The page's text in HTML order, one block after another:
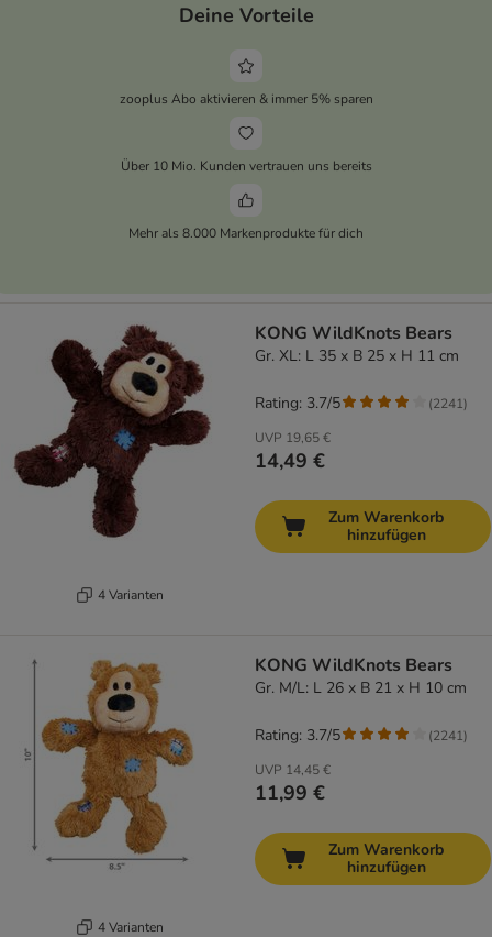
Deine Vorteile
zooplus Abo aktivieren & immer 5% sparen
Über 10 Mio. Kunden vertrauen uns bereits
Mehr als 8.000 Markenprodukte für dich
4 Varianten
KONG WildKnots Bears
Gr. XL: L 35 x B 25 x H 11 cm
UVP 19,65 €
14,49 €
Rating: 3.7/5 (2241)
Zum Warenkorb
hinzufügen
4 Varianten
KONG WildKnots Bears
Gr. M/L: L 26 x B 21 x H 10 cm
UVP 14,45 €
11,99 €
Rating: 3.7/5 (2241)
Zum Warenkorb
hinzufügen